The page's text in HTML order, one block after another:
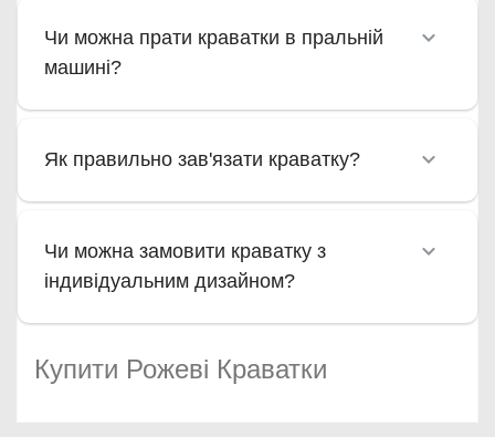
Чи можна прати краватки в пральній
машині?
Як правильно зав'язати краватку?
Чи можна замовити краватку з
індивідуальним дизайном?
Купити Рожеві Краватки